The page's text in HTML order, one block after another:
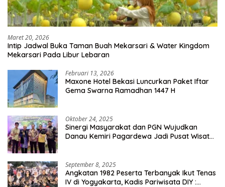
Maret 20, 2026
Intip Jadwal Buka Taman Buah Mekarsari & Water Kingdom
Mekarsari Pada Libur Lebaran
Februari 13, 2026
Maxone Hotel Bekasi Luncurkan Paket Iftar
Gema Swarna Ramadhan 1447 H
Oktober 24, 2025
Sinergi Masyarakat dan PGN Wujudkan
Danau Kemiri Pagardewa Jadi Pusat Wisata
September 8, 2025
Angkatan 1982 Peserta Terbanyak Ikut Tenas
IV di Yogyakarta, Kadis Pariwisata DIY :